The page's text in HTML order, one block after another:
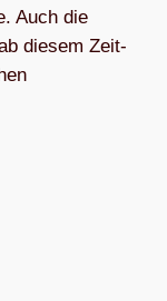
Auch die
die­sem Zeit­